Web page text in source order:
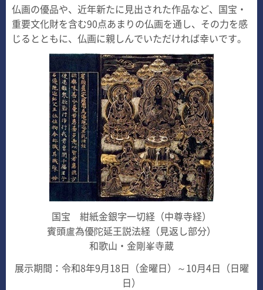
仏画の優品や、近年新たに見出された作品など、国宝・
重要文化財を含む90点あまりの仏画を通し、その力を感
じるとともに、仏画に親しんでいただければ幸いです。
国宝 紺紙金銀字一切経（中尊寺経）
賓頭盧為優陀延王説法経（見返し部分）
和歌山・金剛峯寺蔵
展示期間：令和8年9月18日（金曜日）～10月4日（日曜
日）